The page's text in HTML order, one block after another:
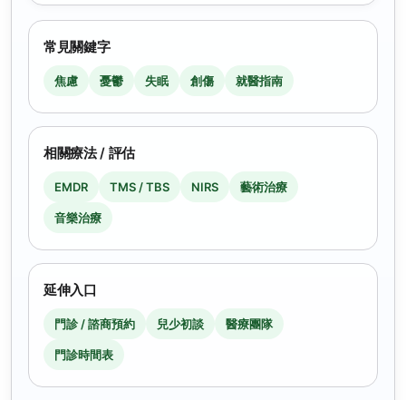
常見關鍵字
焦慮 憂鬱 失眠 創傷 就醫指南
相關療法 / 評估
EMDR TMS / TBS NIRS 藝術治療
音樂治療
延伸入口
門診 / 諮商預約 兒少初談 醫療團隊
門診時間表